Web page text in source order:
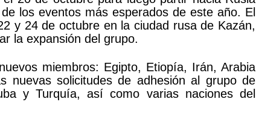
los eventos más esperados de este año. El
y 24 de octubre en la ciudad rusa de Kazán,
la expansión del grupo.
miembros: Egipto, Etiopía, Irán, Arabia
nuevas solicitudes de adhesión al grupo de
y Turquía, así como varias naciones del